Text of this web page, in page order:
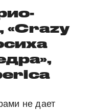
«Crazy
не дает